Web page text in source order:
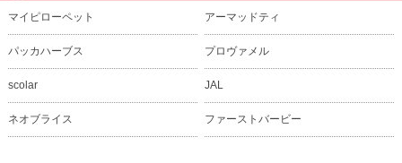
マイピローペット アーマッドティ
パッカハーブス プロヴァメル
scolar JAL
ネオブライス ファーストバービー